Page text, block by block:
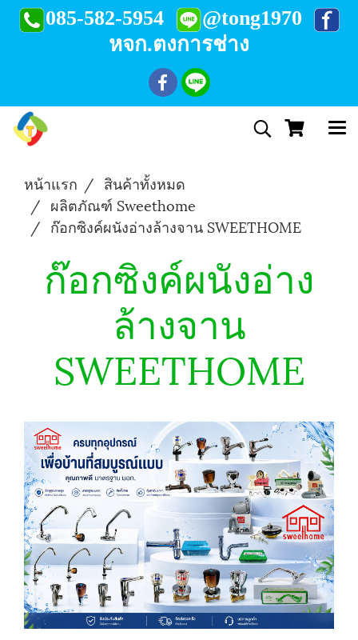
085-582-5954
@tong1970
หจก.ตงการช่าง
หน้าแรก
สินค้าทั้งหมด
ผลิตภัณฑ์ Sweethome
ก๊อกซิงค์ผนังอ่างล้างจาน SWEETHOME
ก๊อกซิงค์ผนังอ่าง
ล้างจาน
SWEETHOME